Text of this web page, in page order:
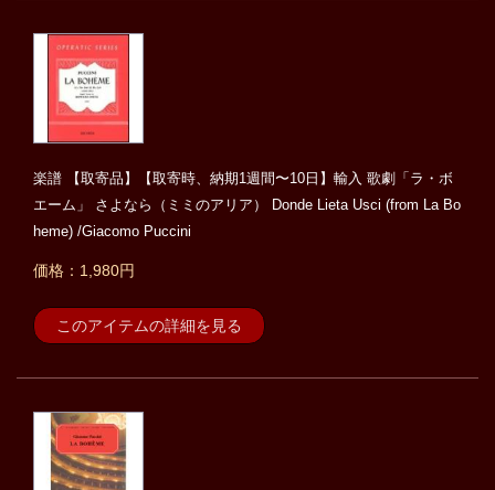
楽譜 【取寄品】【取寄時、納期1週間〜10日】輸入 歌劇「ラ・ボ
エーム」 さよなら（ミミのアリア） Donde Lieta Usci (from La Bo
heme) /Giacomo Puccini
価格：1,980円
このアイテムの詳細を見る